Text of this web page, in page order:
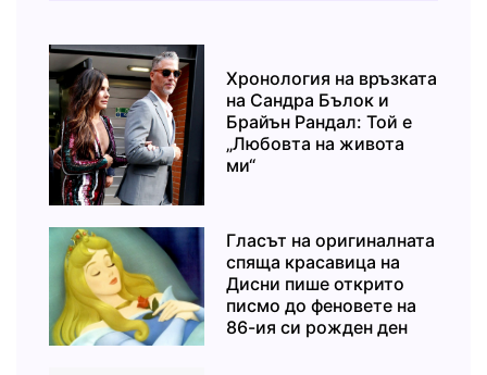
Хронология на връзката
на Сандра Бълок и
Брайън Рандал: Той е
„Любовта на живота
ми“
Гласът на оригиналната
спяща красавица на
Дисни пише открито
писмо до феновете на
86-ия си рожден ден